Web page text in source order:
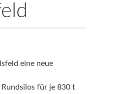
eine neue
für je 830 t